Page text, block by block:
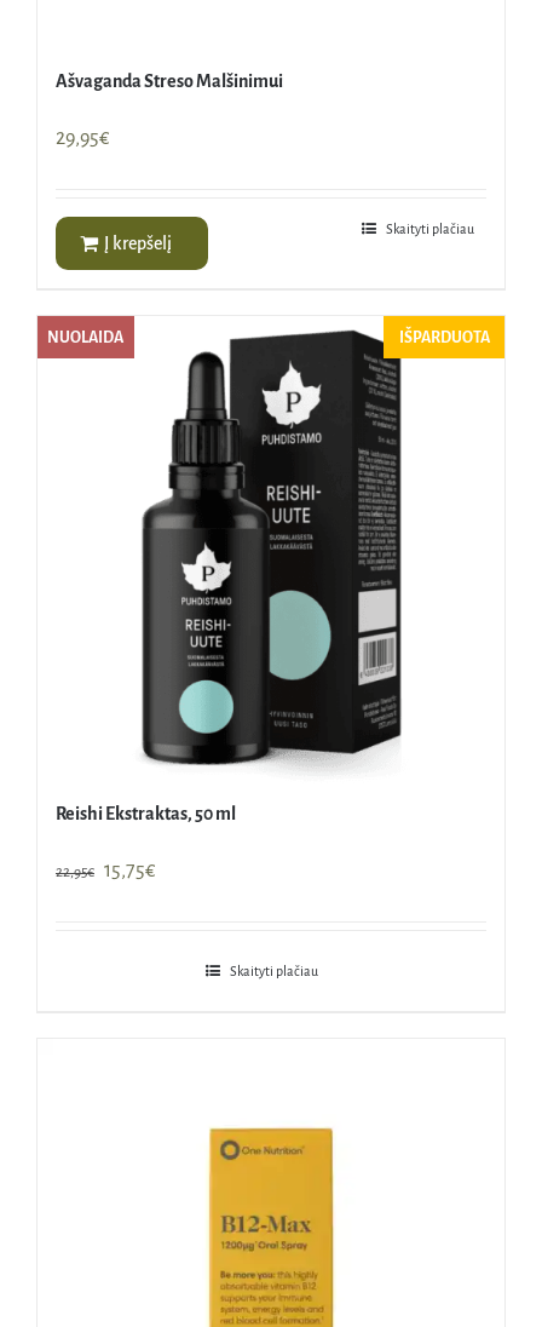
Ašvaganda Streso Malšinimui
29,95€
Į krepšelį
Skaityti plačiau
NUOLAIDA IŠPARDUOTA
Reishi Ekstraktas, 50 ml
22,95€
Original
15,75€Current
15,75€.
Skaityti plačiau